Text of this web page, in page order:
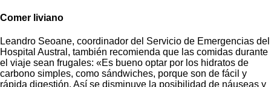
Comer liviano
Leandro Seoane, coordinador del Servicio de Emergencias del
Hospital Austral, también recomienda que las comidas durante
el viaje sean frugales: «Es bueno optar por los hidratos de
carbono simples, como sándwiches, porque son de fácil y
rápida digestión. Así se disminuye la posibilidad de náuseas y